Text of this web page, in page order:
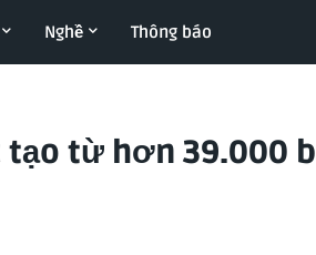
Nghề Thông báo
từ hơn 39.000